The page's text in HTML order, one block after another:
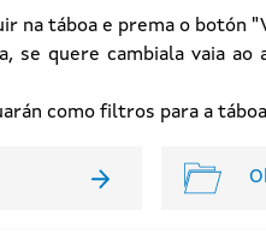
na táboa e prema o botón
se quere cambiala vaia
como filtros para a